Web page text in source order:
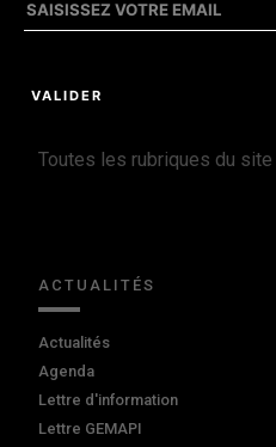
Toutes les rubriques du site
ACTUALITÉS
Actualités
Agenda
Lettre d'information
Lettre GEMAPI